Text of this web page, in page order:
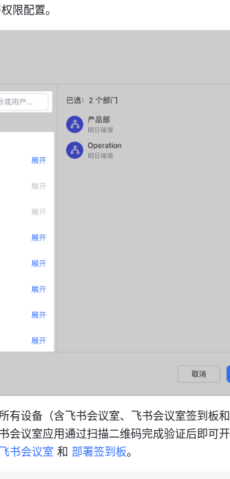
限配置。
有设备（含飞书会议室、飞书会议室签到板
会议室应用通过扫描二维码完成验证后即可
书会议室 和 部署签到板。